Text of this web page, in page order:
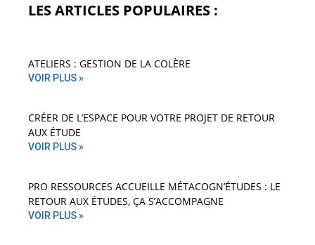
LES ARTICLES POPULAIRES :
ATELIERS : GESTION DE LA COLÈRE
VOIR PLUS »
CRÉER DE L’ESPACE POUR VOTRE PROJET DE RETOUR
AUX ÉTUDE
VOIR PLUS »
PRO RESSOURCES ACCUEILLE MÉTACOGN’ÉTUDES : LE
RETOUR AUX ÉTUDES, ÇA S’ACCOMPAGNE
VOIR PLUS »